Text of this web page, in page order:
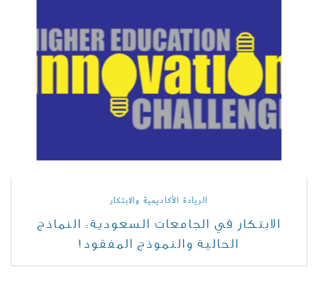
الريادة الأكاديمية والابتكار
الابتكار في الجامعات السعودية: النماذج
الحالية والنموذج المفقود!